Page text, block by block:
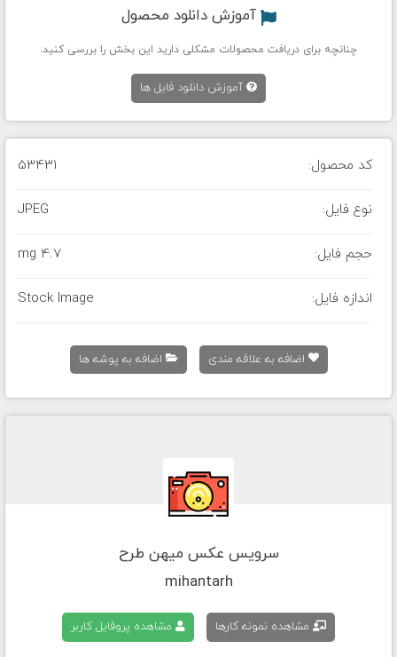
آموزش دانلود محصول
چنانچه برای دریافت محصولات مشکلی دارید این بخش را بررسی کنید.
آموزش دانلود فایل ها
کد محصول: 53431
نوع فایل: JPEG
حجم فایل: 4.7 mg
اندازه فایل: Stock Image
اضافه به علاقه مندی اضافه به پوشه ها
سرویس عکس میهن طرح
mihantarh
مشاهده نمونه کارها مشاهده پروفایل کاربر